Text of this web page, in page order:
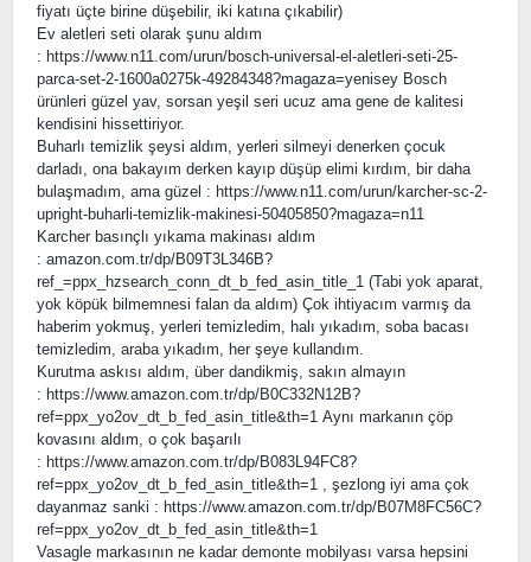
fiyatı üçte birine düşebilir, iki katına çıkabilir)
Ev aletleri seti olarak şunu aldım
: https://www.n11.com/urun/bosch-universal-el-aletleri-seti-25-
parca-set-2-1600a0275k-49284348?magaza=yenisey Bosch
ürünleri güzel yav, sorsan yeşil seri ucuz ama gene de kalitesi
kendisini hissettiriyor.
Buharlı temizlik şeysi aldım, yerleri silmeyi denerken çocuk
darladı, ona bakayım derken kayıp düşüp elimi kırdım, bir daha
bulaşmadım, ama güzel : https://www.n11.com/urun/karcher-sc-2-
upright-buharli-temizlik-makinesi-50405850?magaza=n11
Karcher basınçlı yıkama makinası aldım
: amazon.com.tr/dp/B09T3L346B?
ref_=ppx_hzsearch_conn_dt_b_fed_asin_title_1 (Tabi yok aparat,
yok köpük bilmemnesi falan da aldım) Çok ihtiyacım varmış da
haberim yokmuş, yerleri temizledim, halı yıkadım, soba bacası
temizledim, araba yıkadım, her şeye kullandım.
Kurutma askısı aldım, über dandikmiş, sakın almayın
: https://www.amazon.com.tr/dp/B0C332N12B?
ref=ppx_yo2ov_dt_b_fed_asin_title&th=1 Aynı markanın çöp
kovasını aldım, o çok başarılı
: https://www.amazon.com.tr/dp/B083L94FC8?
ref=ppx_yo2ov_dt_b_fed_asin_title&th=1 , şezlong iyi ama çok
dayanmaz sanki : https://www.amazon.com.tr/dp/B07M8FC56C?
ref=ppx_yo2ov_dt_b_fed_asin_title&th=1
Vasagle markasının ne kadar demonte mobilyası varsa hepsini